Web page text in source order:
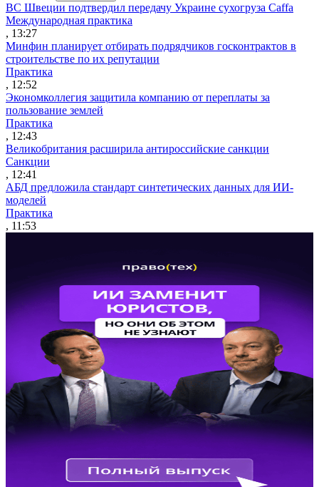
ВС Швеции подтвердил передачу Украине сухогруза Caffa
Международная практика
, 13:27
Минфин планирует отбирать подрядчиков госконтрактов в
строительстве по их репутации
Практика
, 12:52
Экономколлегия защитила компанию от переплаты за
пользование землей
Практика
, 12:43
Великобритания расширила антироссийские санкции
Санкции
, 12:41
АБД предложила стандарт синтетических данных для ИИ-
моделей
Практика
, 11:53